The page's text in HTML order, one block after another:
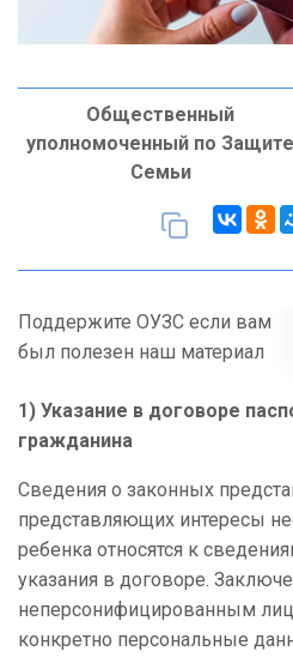
Общественный
уполномоченный по Защите
Семьи
Поддержите ОУЗС если вам
был полезен наш материал
1) Указание в договоре
гражданина
Сведения о законных
представляющих интересы
ребенка относятся к
указания в договоре.
неперсонифицированным
конкретно персональные